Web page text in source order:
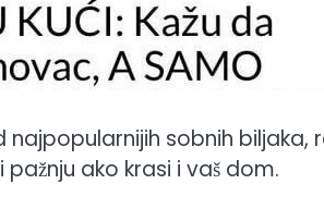
najpopularnijih sobnih
ako krasi i vaš dom.